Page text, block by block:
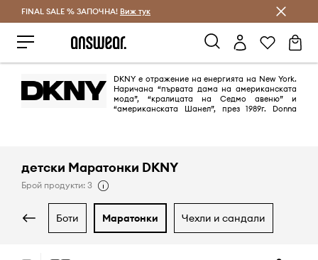
Спестявай с Answear Club
FINAL SALE % ЗАПОЧНА! Виж тук
DKNY е отражение на енергията на New York.
Наричана “първата дама на американската
мода”, “кралицата на Седмо авеню” и
“американската Шанел”, през 1989г. Donna
детски Маратонки DKNY
Брой продукти: 3
боти маратонки чехли и сандали